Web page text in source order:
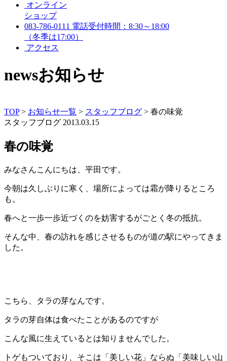
オンライン
ショップ
083-786-0111 電話受付時間：8:30～18:00
（冬季は17:00）
アクセス
newsお知らせ
TOP> お知らせ一覧 > スタッフブログ > 春の味覚
スタッフブログ 2013.03.15
春の味覚
みなさんこんにちは、平田です。
今朝は久しぶりに寒く、場所によっては霜が降りるところ
も。
春へと一歩一歩近づくのを妨害するがごとく冬の抵抗。
そんな中、春の訪れを感じさせるものが道の駅にやってきま
した。
こちら、タラの芽なんです。
タラの芽自体は食べたことがあるのですが
こんな風に生えているとは知りませんでした。
トゲもついており、そこは「美しい花」ならぬ「美味しい山